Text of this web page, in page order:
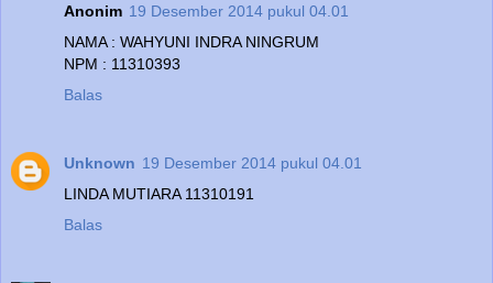
Anonim 19 Desember 2014 pukul 04.01
NAMA : WAHYUNI INDRA NINGRUM
NPM : 11310393
Balas
Unknown 19 Desember 2014 pukul 04.01
LINDA MUTIARA 11310191
Balas